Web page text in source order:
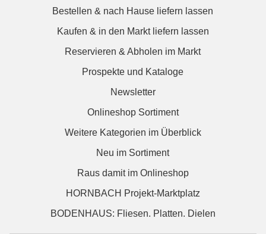
Bestellen & nach Hause liefern lassen
Kaufen & in den Markt liefern lassen
Reservieren & Abholen im Markt
Prospekte und Kataloge
Newsletter
Onlineshop Sortiment
Weitere Kategorien im Überblick
Neu im Sortiment
Raus damit im Onlineshop
HORNBACH Projekt-Marktplatz
BODENHAUS: Fliesen. Platten. Dielen